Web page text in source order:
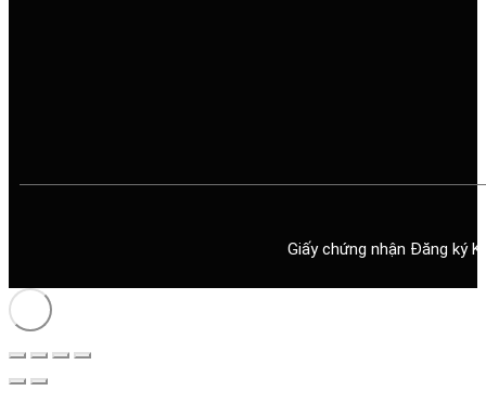
Giấy chứng nhận Đăng ký